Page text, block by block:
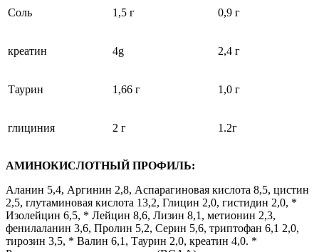
Соль 1,5 г 0,9 г
креатин 4g 2,4 г
Таурин 1,66 г 1,0 г
глициния 2 г 1.2г
АМИНОКИСЛОТНЫЙ ПРОФИЛЬ:
Аланин 5,4, Аргинин 2,8, Аспарагиновая кислота 8,5, цистин
2,5, глутаминовая кислота 13,2, Глицин 2,0, гистидин 2,0, *
Изолейцин 6,5, * Лейцин 8,6, Лизин 8,1, метионин 2,3,
фенилаланин 3,6, Пролин 5,2, Серин 5,6, триптофан 6,1 2,0,
тирозин 3,5, * Валин 6,1, Таурин 2,0, креатин 4,0. *